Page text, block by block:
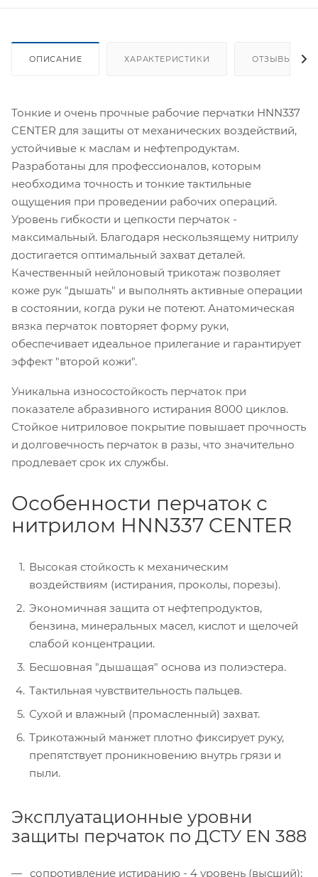
ОПИСАНИЕ ХАРАКТЕРИСТИКИ ОТЗЫВЫ
Тонкие и очень прочные рабочие перчатки HNN337
CENTER для защиты от механических воздействий,
устойчивые к маслам и нефтепродуктам.
Разработаны для профессионалов, которым
необходима точность и тонкие тактильные
ощущения при проведении рабочих операций.
Уровень гибкости и цепкости перчаток -
максимальный. Благодаря нескользящему нитрилу
достигается оптимальный захват деталей.
Качественный нейлоновый трикотаж позволяет
коже рук "дышать" и выполнять активные операции
в состоянии, когда руки не потеют. Анатомическая
вязка перчаток повторяет форму руки,
обеспечивает идеальное прилегание и гарантирует
эффект "второй кожи".
Уникальна износостойкость перчаток при
показателе абразивного истирания 8000 циклов.
Стойкое нитриловое покрытие повышает прочность
и долговечность перчаток в разы, что значительно
продлевает срок их службы.
Особенности перчаток с
нитрилом HNN337 CENTER
Высокая стойкость к механическим
воздействиям (истирания, проколы, порезы).
Экономичная защита от нефтепродуктов,
бензина, минеральных масел, кислот и щелочей
слабой концентрации.
Бесшовная "дышащая" основа из полиэстера.
Тактильная чувствительность пальцев.
Сухой и влажный (промасленный) захват.
Трикотажный манжет плотно фиксирует руку,
препятствует проникновению внутрь грязи и
пыли.
Эксплуатационные уровни
защиты перчаток по ДСТУ EN 388
сопротивление истиранию - 4 уровень (высший);